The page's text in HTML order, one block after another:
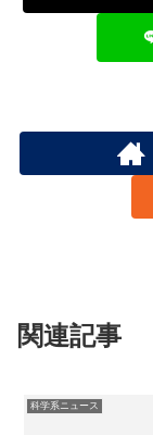
関連記事
科学系ニュース